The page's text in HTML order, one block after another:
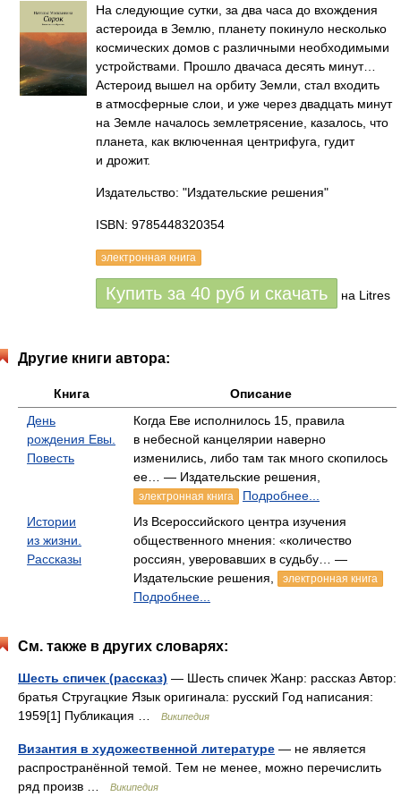
На следующие сутки, за два часа до вхождения
астероида в Землю, планету покинуло несколько
космических домов с различными необходимыми
устройствами. Прошло двачаса десять минут…
Астероид вышел на орбиту Земли, стал входить
в атмосферные слои, и уже через двадцать минут
на Земле началось землетрясение, казалось, что
планета, как включенная центрифуга, гудит
и дрожит.
Издательство: "Издательские решения"
ISBN: 9785448320354
электронная книга
Купить за 40 руб и скачать на Litres
Другие книги автора:
Книга
Описание
День
рождения Евы.
Повесть
Когда Еве исполнилось 15, правила
в небесной канцелярии наверно
изменились, либо там так много скопилось
ее… — Издательские решения,
электронная книга
Подробнее...
Истории
из жизни.
Рассказы
Из Всероссийского центра изучения
общественного мнения: «количество
россиян, уверовавших в судьбу… —
Издательские решения,
электронная книга
Подробнее...
См. также в других словарях:
Шесть спичек (рассказ) — Шесть спичек Жанр: рассказ Автор:
братья Стругацкие Язык оригинала: русский Год написания:
1959[1] Публикация …
Википедия
Византия в художественной литературе — не является
распространённой темой. Тем не менее, можно перечислить
ряд произв …
Википедия